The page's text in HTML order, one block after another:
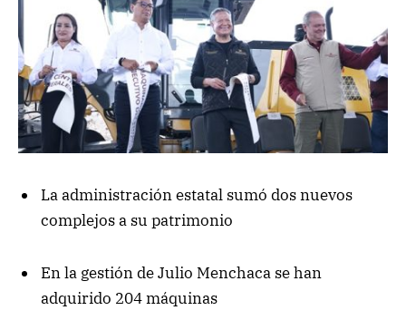
La administración estatal sumó dos nuevos
complejos a su patrimonio
En la gestión de Julio Menchaca se han
adquirido 204 máquinas